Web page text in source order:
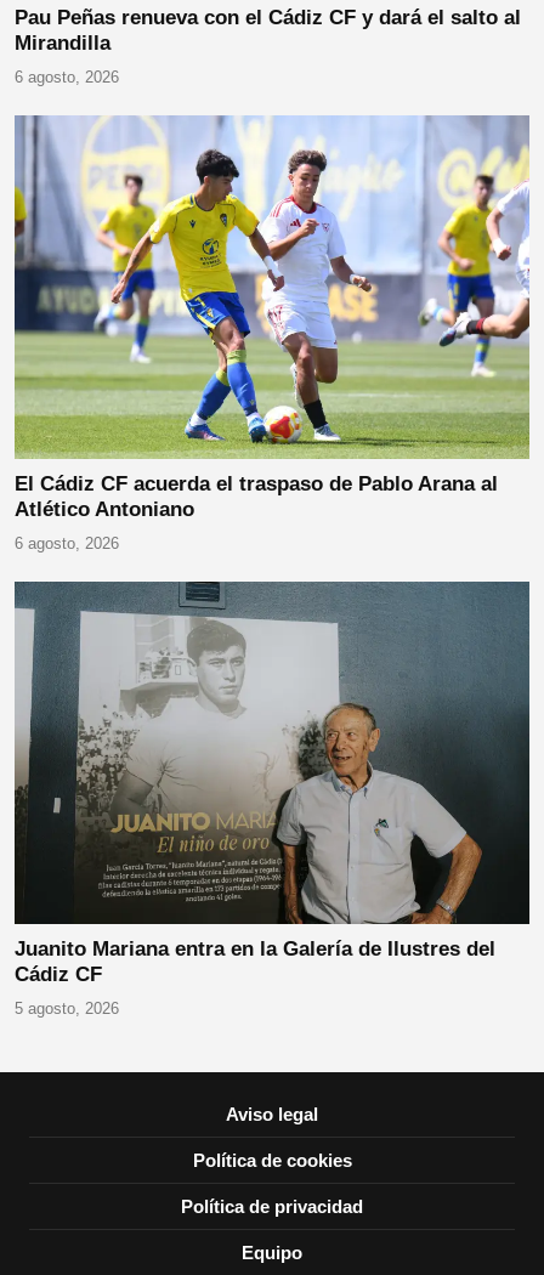
Pau Peñas renueva con el Cádiz CF y dará el salto al
Mirandilla
6 agosto, 2026
El Cádiz CF acuerda el traspaso de Pablo Arana al
Atlético Antoniano
6 agosto, 2026
Juanito Mariana entra en la Galería de Ilustres del
Cádiz CF
5 agosto, 2026
Aviso legal
Política de cookies
Política de privacidad
Equipo